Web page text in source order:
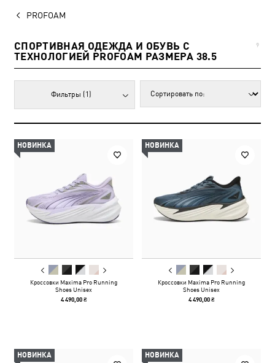
PROFOAM
СПОРТИВНАЯ ОДЕЖДА И ОБУВЬ С
ТЕХНОЛОГИЕЙ PROFOAM РАЗМЕРА 38.5
9
Фильтры (1)
НОВИНКА
Кроссовки Maxima Pro Running
Shoes Unisex
4 490,00 ₴
НОВИНКА
Кроссовки Maxima Pro Running
Shoes Unisex
4 490,00 ₴
НОВИНКА НОВИНКА